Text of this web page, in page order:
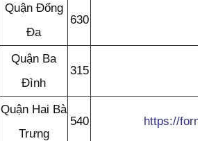
Quận Đống
Đa
630
Quận Ba
Đình
315
Quận Hai Bà
Trưng
540 https://